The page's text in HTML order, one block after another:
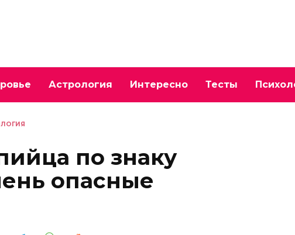
Астрология Интересно Тесты
по знаку
опасные